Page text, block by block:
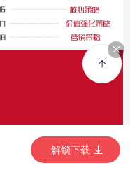
解锁下载